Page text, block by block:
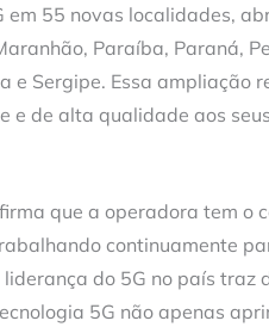
55 novas localidades,
Paraíba, Paraná,
e Sergipe. Essa ampliação
e de alta qualidade aos
que a operadora tem o
continuamente
do 5G no país traz
5G não apenas